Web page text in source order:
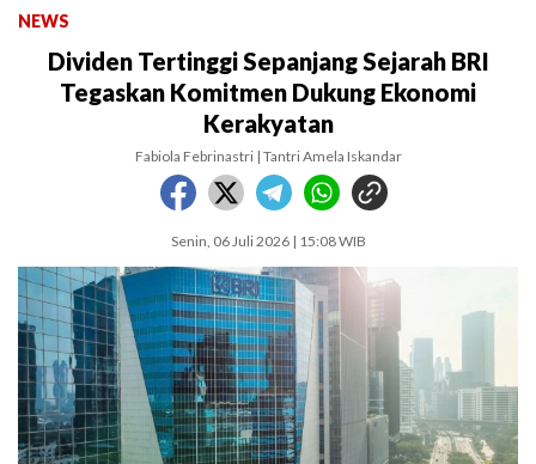
NEWS
Dividen Tertinggi Sepanjang Sejarah BRI
Tegaskan Komitmen Dukung Ekonomi
Kerakyatan
Fabiola Febrinastri | Tantri Amela Iskandar
Senin, 06 Juli 2026 | 15:08 WIB